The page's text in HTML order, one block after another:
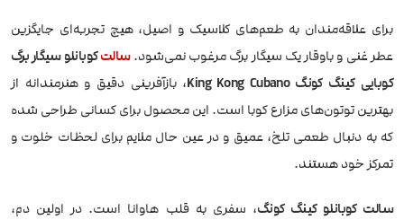
برای علاقه‌مندان به طعم‌های کلاسیک و اصیل، هیچ تجربه‌ای جایگزین
عطر غنی و باوقار یک سیگار برگ مرغوب نمی‌شود.سالتکوبانلو سیگار برگ
کوبایی کینگ کونگ King Kong Cubano
، بازآفرینی دقیق و هنرمندانه از
بهترین توتون‌های مزارع کوبا است. این محصول برای کسانی طراحی شده
که به دنبال طعمی تلخ، عمیق و در عین حال ملایم برای لحظات خلوت و
تمرکز خود هستند.
سالت کوبانلو کینگ‌ کونگ، سفری به قلب هاوانا است. در اولین دم،